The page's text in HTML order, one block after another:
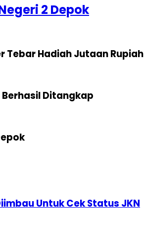
2 Depok
Tebar Hadiah Jutaan Rupiah
Ditangkap
Untuk Cek Status JKN